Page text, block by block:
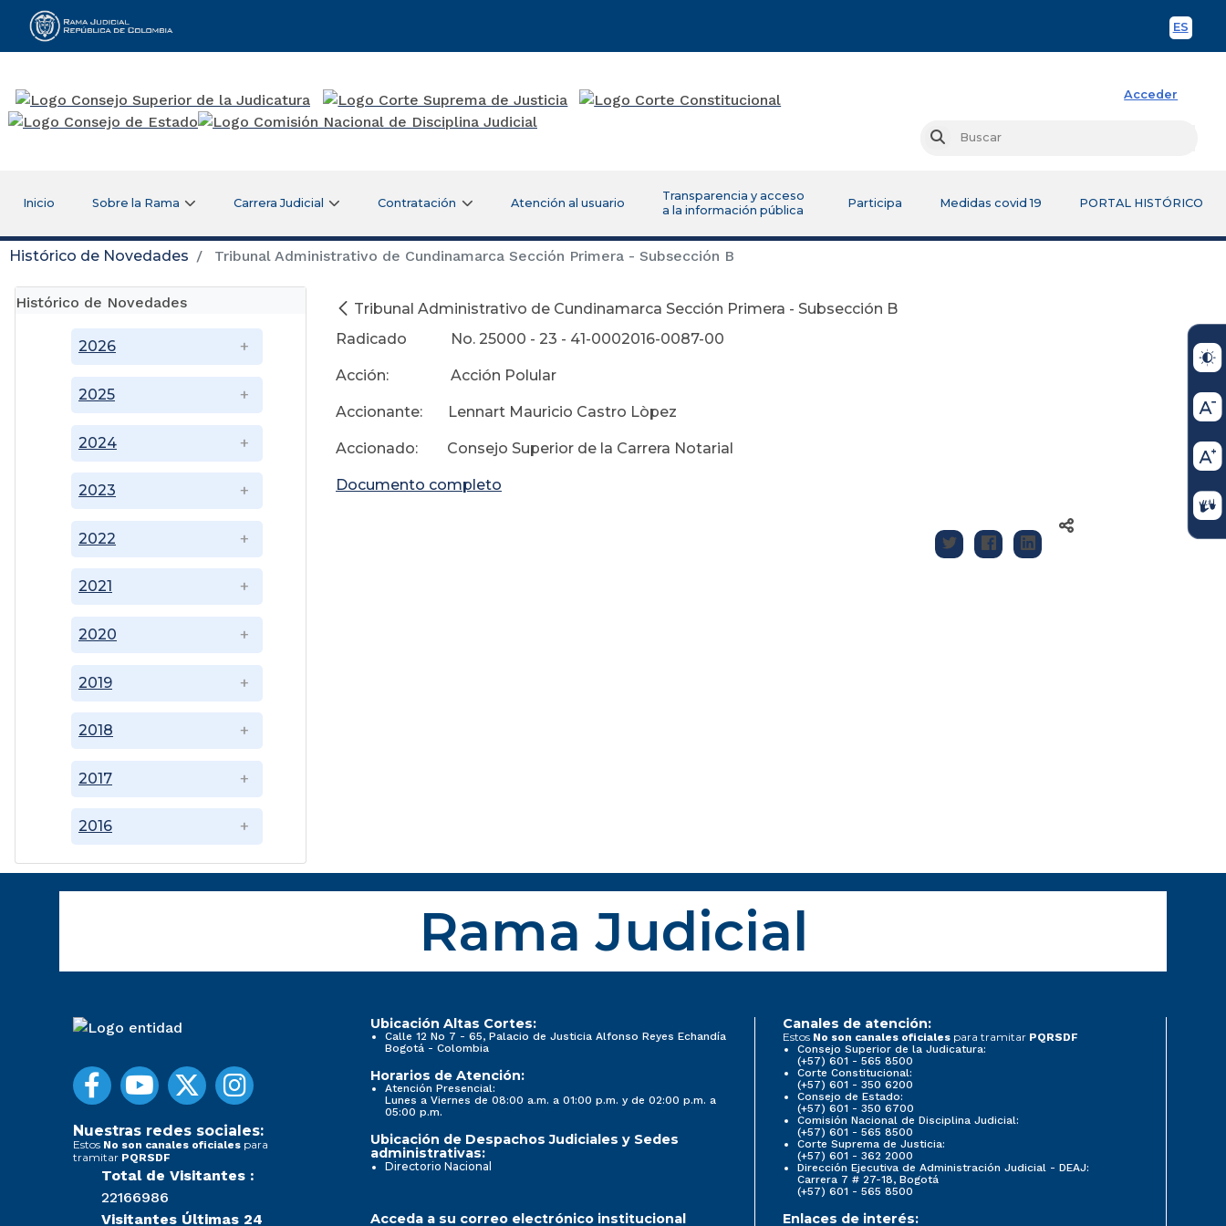
ES
Rama Judicial
Acceder
Buscar
Inicio Sobre la Rama Carrera Judicial Contratación Atención al usuario
Transparencia y acceso
a la información pública
Participa Medidas covid 19 PORTAL HISTÓRICO
Histórico de Novedades Tribunal Administrativo de Cundinamarca Sección Primera - Subsección B
Histórico de Novedades
2016
2017
2018
2019
2020
2021
2022
2023
2024
2025
2026
Tribunal Administrativo de Cundinamarca Sección Primera - Subsección B
Radicado No. 25000 - 23 - 41-0002016-0087-00
Acción: Acción Polular
Accionante: Lennart Mauricio Castro Lòpez
Accionado: Consejo Superior de la Carrera Notarial
Documento completo
Rama Judicial
Nuestras redes sociales:
Estos No son canales oficiales para
tramitar PQRSDF
Total de Visitantes :
22166986
Visitantes Últimas 24
Ubicación Altas Cortes:
Calle 12 No 7 - 65, Palacio de Justicia Alfonso Reyes Echandía
Bogotá - Colombia
Horarios de Atención:
Atención Presencial:
Lunes a Viernes de 08:00 a.m. a 01:00 p.m. y de 02:00 p.m. a
05:00 p.m.
Ubicación de Despachos Judiciales y Sedes
administrativas:
Directorio Nacional
Canales de atención:
Estos No son canales oficiales para tramitar PQRSDF
Consejo Superior de la Judicatura:
(+57) 601 - 565 8500
Corte Constitucional:
(+57) 601 - 350 6200
Consejo de Estado:
(+57) 601 - 350 6700
Comisión Nacional de Disciplina Judicial:
(+57) 601 - 565 8500
Corte Suprema de Justicia:
(+57) 601 - 362 2000
Dirección Ejecutiva de Administración Judicial - DEAJ:
Carrera 7 # 27-18, Bogotá
(+57) 601 - 565 8500
Acceda a su correo electrónico institucional Enlaces de interés: